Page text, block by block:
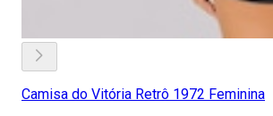
Camisa do Vitória Retrô 1972 Feminina